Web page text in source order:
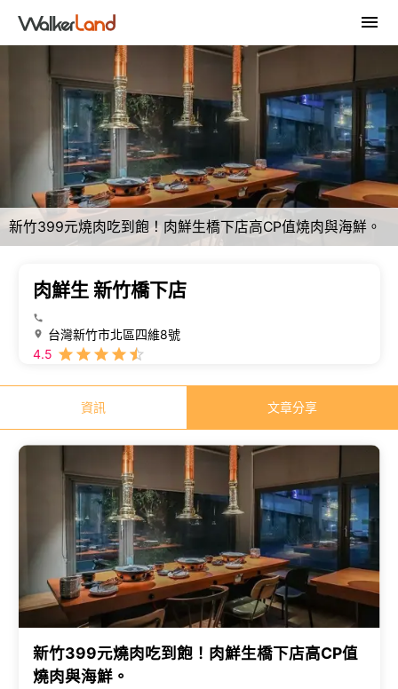
新竹399元燒肉吃到飽！肉鮮生橋下店高CP值燒肉與海鮮。
肉鮮生 新竹橋下店
台灣新竹市北區四維8號
4.5
資訊 文章分享
新竹399元燒肉吃到飽！肉鮮生橋下店高CP值
燒肉與海鮮。